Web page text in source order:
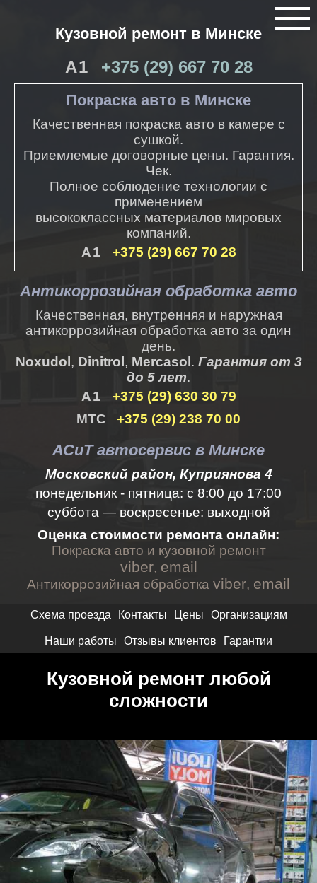
Кузовной ремонт в Минске
+375 (29) 667 70 28
Покраска авто в Минске
Качественная покраска авто в камере с
сушкой.
Приемлемые договорные цены. Гарантия.
Чек.
Полное соблюдение технологии с
применением
высококлассных материалов мировых
компаний.
+375 (29) 667 70 28
Антикоррозийная обработка авто
Качественная, внутренняя и наружная
антикоррозийная обработка авто за один
день.
Noxudol , Dinitrol , Mercasol . Гарантия от 3
до 5 лет.
+375 (29) 630 30 79
+375 (29) 238 70 00
АСиТ автосервис в Минске
Московский район, Куприянова 4
понедельник - пятница: с 8:00 до 17:00
суббота — воскресенье: выходной
Оценка стоимости ремонта онлайн:
Покраска авто и кузовной ремонт
viber, email
Антикоррозийная обработка viber, email
Схема проезда Контакты Цены Организациям
Наши работы Отзывы клиентов Гарантии
Кузовной ремонт любой
сложности